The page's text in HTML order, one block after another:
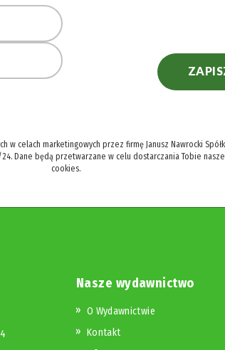
celach marketingowych przez firmę Janusz Nawrocki
24. Dane będą przetwarzane w celu dostarczania Tobie
cookies.
Nasze wydawnictwo
O Wydawnictwie
Kontakt